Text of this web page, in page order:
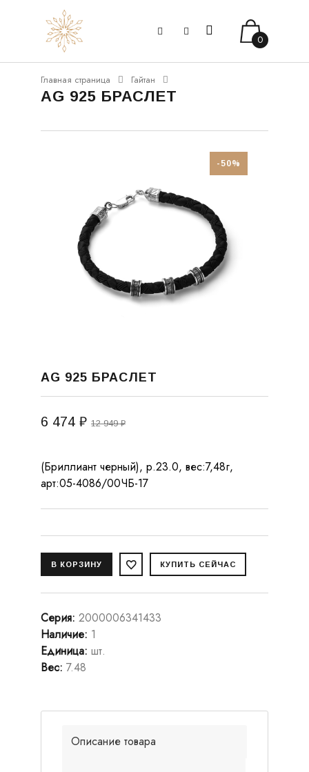
0
Главная страница Гайтан
AG 925 БРАСЛЕТ
-50%
AG 925 БРАСЛЕТ
6 474 ₽ 12 949 ₽
(Бриллиант черный), р.23.0, вес:7,48г,
арт:05-4086/00ЧБ-17
Серия: 2000006341433
Наличие: 1
Единица: шт.
Вес: 7.48
Описание товара